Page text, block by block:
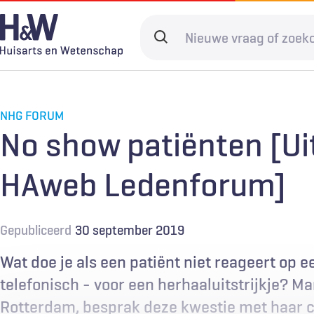
Overslaan
en
naar
gaan
Search
Spoedzorg
Digitale zorg Levenseinde
Abonneren
NHG FORUM
No show patiënten
HAweb Ledenforum]
Gepubliceerd 30 september 2019
Wat doe je als een patiënt niet reageert op
telefonisch - voor een herhaaluitstrijkje?
Rotterdam, besprak deze kwestie met haar